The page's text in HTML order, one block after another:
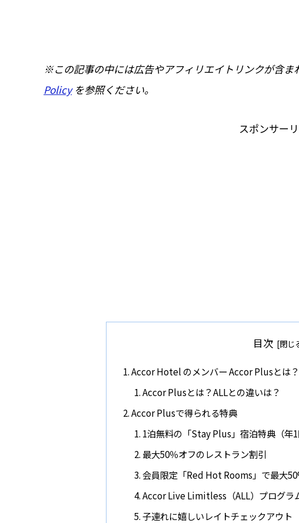
※この記事の中には広告やアフィリエイトリンクが含ま
Policyを参照ください。
スポンサー
目次
Accor Hotel のメンバー Accor Plusとは？
Accor Plusとは？ALLとの違いは？
Accor Plusで得られる特典
1泊無料の「Stay Plus」宿泊特典（年1
最大50％オフのレストラン割引
会員限定「Red Hot Rooms」で最大
Accor Live Limitless（ALL）プログラ
子連れに嬉しいレイトチェックアウト